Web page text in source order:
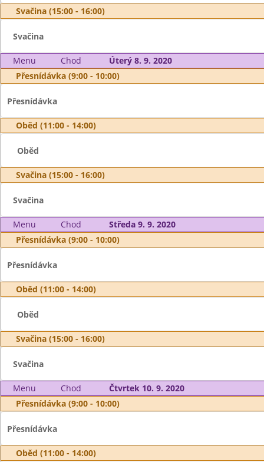
Svačina (15:00 - 16:00)
Svačina
Menu Chod
Úterý 8. 9. 2020
Přesnídávka (9:00 - 10:00)
Přesnídávka
Oběd (11:00 - 14:00)
Oběd
Svačina (15:00 - 16:00)
Svačina
Menu Chod
Středa 9. 9. 2020
Přesnídávka (9:00 - 10:00)
Přesnídávka
Oběd (11:00 - 14:00)
Oběd
Svačina (15:00 - 16:00)
Svačina
Menu Chod
Čtvrtek 10. 9. 2020
Přesnídávka (9:00 - 10:00)
Přesnídávka
Oběd (11:00 - 14:00)